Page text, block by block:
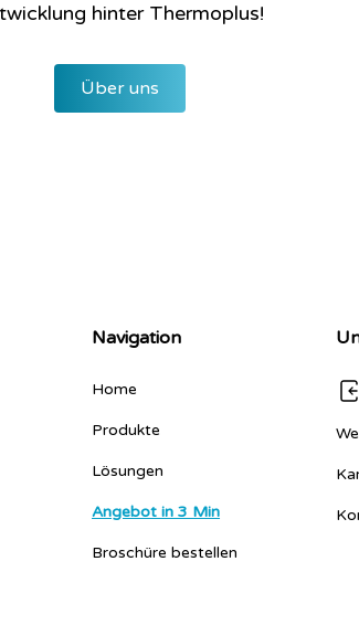
hinter Thermoplus!
Über uns
Navigation
Home
Produkte
Lösungen
Angebot in 3 Min
Broschüre bestellen